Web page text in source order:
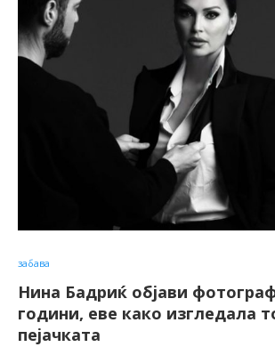
забава
Нина Бадриќ објави
години, еве како изгледала
пејачката